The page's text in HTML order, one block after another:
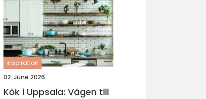
inspiration
02. June 2026
Kök i Uppsala: Vägen till